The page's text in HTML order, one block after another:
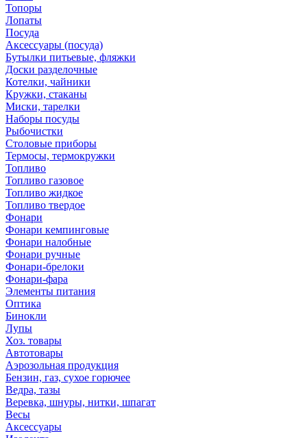
Топоры
Лопаты
Посуда
Аксессуары (посуда)
Бутылки питьевые, фляжки
Доски разделочные
Котелки, чайники
Кружки, стаканы
Миски, тарелки
Наборы посуды
Рыбочистки
Столовые приборы
Термосы, термокружки
Топливо
Топливо газовое
Топливо жидкое
Топливо твердое
Фонари
Фонари кемпинговые
Фонари налобные
Фонари ручные
Фонари-брелоки
Фонари-фара
Элементы питания
Оптика
Бинокли
Лупы
Хоз. товары
Автотовары
Аэрозольная продукция
Бензин, газ, сухое горючее
Ведра, тазы
Веревка, шнуры, нитки, шпагат
Весы
Аксессуары